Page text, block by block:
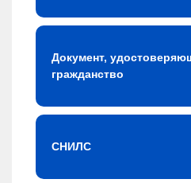
Документ,
гражданство
СНИЛС